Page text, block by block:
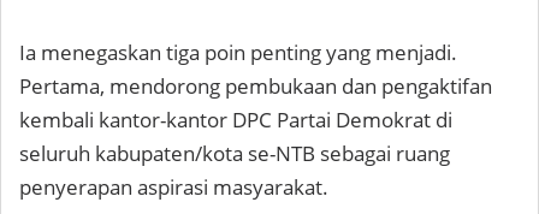
Ia menegaskan tiga poin penting yang menjadi.
Pertama, mendorong pembukaan dan pengaktifan
kembali kantor-kantor DPC Partai Demokrat di
seluruh kabupaten/kota se-NTB sebagai ruang
penyerapan aspirasi masyarakat.